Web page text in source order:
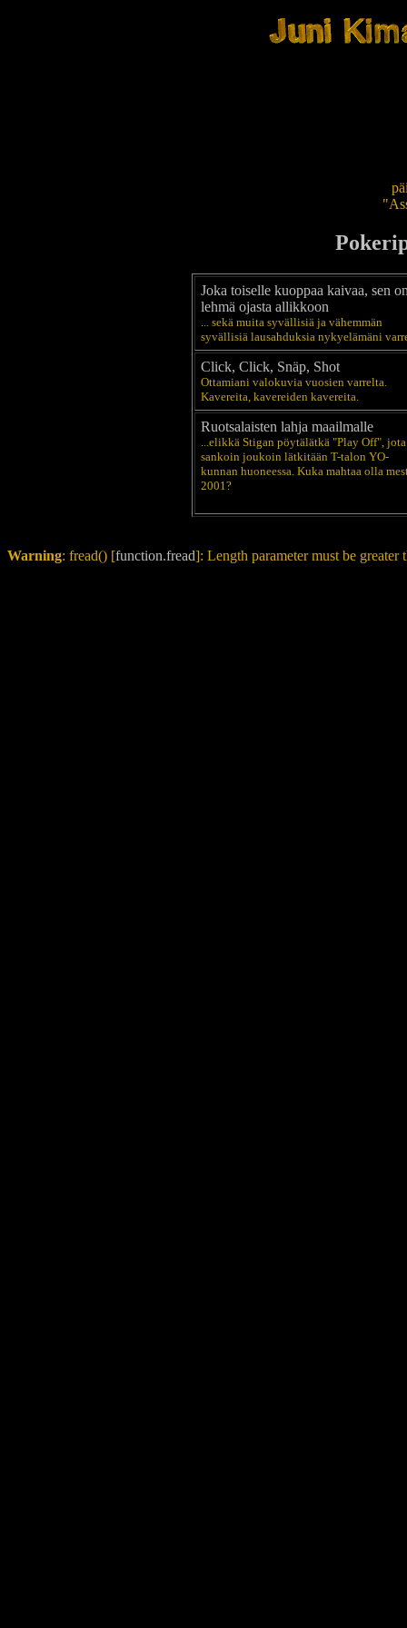
Joka toiselle kuoppaa kaivaa, sen
lehmä ojasta allikkoon
... sekä muita syvällisiä ja vähemmän
syvällisiä lausahduksia nykyelämäni
Click, Click, Snäp, Shot
Ottamiani valokuvia vuosien varrelta.
Kavereita, kavereiden kavereita.
Ruotsalaisten lahja maailmalle
...elikkä Stigan pöytälätkä "Play Off", jota
sankoin joukoin lätkitään T-talon YO-
kunnan huoneessa. Kuka mahtaa olla
2001?
Warning: fread() [function.fread]: Length parameter must be greater